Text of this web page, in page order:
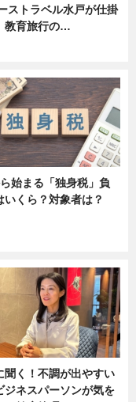
ストラベル水戸が仕掛
教育旅行の…
始まる「独身税」負
いくら？対象者は？
聞く！不調が出やすい
ジネスパーソンが気を